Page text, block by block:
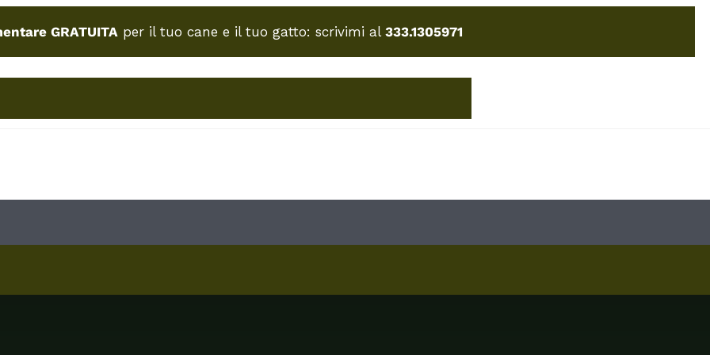
GRATUITAper il tuo cane e il tuo gatto: scrivimi al 333.1305971